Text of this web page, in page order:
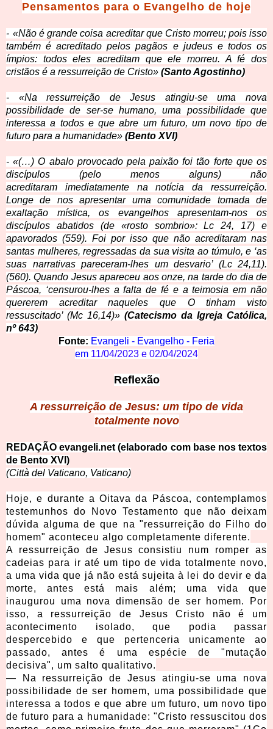
Pensamentos para o Evangelho de hoje
-«Não é grande coisa acreditarque Cristo morreu; pois isso
também é acreditado pelos pagãos e judeus e todos os
ímpios: todos eles acreditam que ele morreu. A fé dos
cristãos é a ressurreição de Cristo» (Santo Agostinho)
- «Na ressurreição de Jesus atingiu-se uma nova
possibilidade de ser-se humano, uma possibilidade que
interessa a todos e que abre um futuro, um novo tipo de
futuro para a humanidade» (Bento XVI)
- «(…) O abalo provocado pela paixão foi tão forte que os
discípulos (pelo menos alguns) não
acreditaram imediatamente na notícia da ressurreição.
Longe de nos apresentar uma comunidade tomada de
exaltação mística, os evangelhos apresentam-nos os
discípulos abatidos (de «rosto sombrio»: Lc 24, 17) e
apavorados (559). Foi por isso que não acreditaram nas
santas mulheres, regressadas da sua visita ao túmulo, e ‘as
suas narrativas pareceram-lhes um desvario’ (Lc 24,11).
(560). Quando Jesus apareceu aos onze, na tarde do dia de
Páscoa, ‘censurou-lhes a falta de fé e a teimosia em não
quererem acreditar naqueles que O tinham visto
ressuscitado’ (Mc 16,14)» (Catecismo da Igreja Católica,
nº 643)
Fonte: Evangeli - Evangelho - Feria
em 11/04/2023 e 02/04/2024
Reflexão
A ressurreição de Jesus: um tipo de vida
totalmente novo
REDAÇÃO evangeli.net (elaborado com base nos textos
de Bento XVI)
(Città del Vaticano, Vaticano)
Hoje, e durante a Oitava da Páscoa, contemplamos
testemunhos do Novo Testamento que não deixam
dúvida alguma de que na "ressurreição do Filho do
homem" aconteceu algo completamente diferente.
A ressurreição de Jesus consistiu num romper as
cadeias para ir até um tipo de vida totalmente novo,
a uma vida que já não está sujeita à lei do devir e da
morte, antes está mais além; uma vida que
inaugurou uma nova dimensão de ser homem. Por
isso, a ressurreição de Jesus Cristo não é um
acontecimento isolado, que podia passar
despercebido e que pertenceria unicamente ao
passado, antes é uma espécie de "mutação
decisiva", um salto qualitativo.
— Na ressurreição de Jesus atingiu-se uma nova
possibilidade de ser homem, uma possibilidade que
interessa a todos e que abre um futuro, um novo tipo
de futuro para a humanidade: "Cristo ressuscitou dos